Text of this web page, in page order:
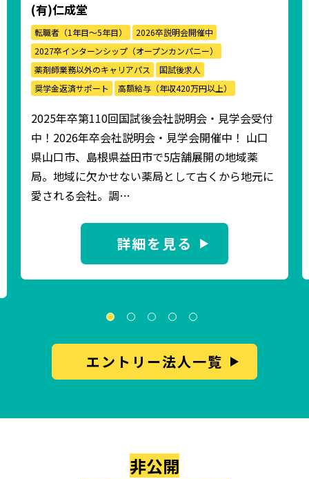
(有)仁成堂
転職者（1年目〜5年目）
2026卒説明会開催中
2027卒インターンシップ（オープンカンパニー）
薬剤師業務以外のキャリアパス
国試後求人
奨学金返済サポート
高額給与（年収420万円以上）
2025年卒第110回国試後会社説明会・見学会受付
中！2026年卒会社説明会・見学会開催中！ 山口
県山口市、島根県益田市で5店舗展開の地域薬
局。地域に欠かせない薬局として古くから地元に
愛される会社。調…
詳細を見る
エントリー法人一覧
非公開